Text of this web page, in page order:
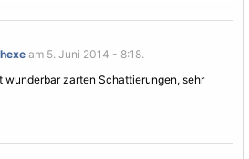
am 5. Juni 2014 - 8:18.
wunderbar zarten Schattierungen, sehr